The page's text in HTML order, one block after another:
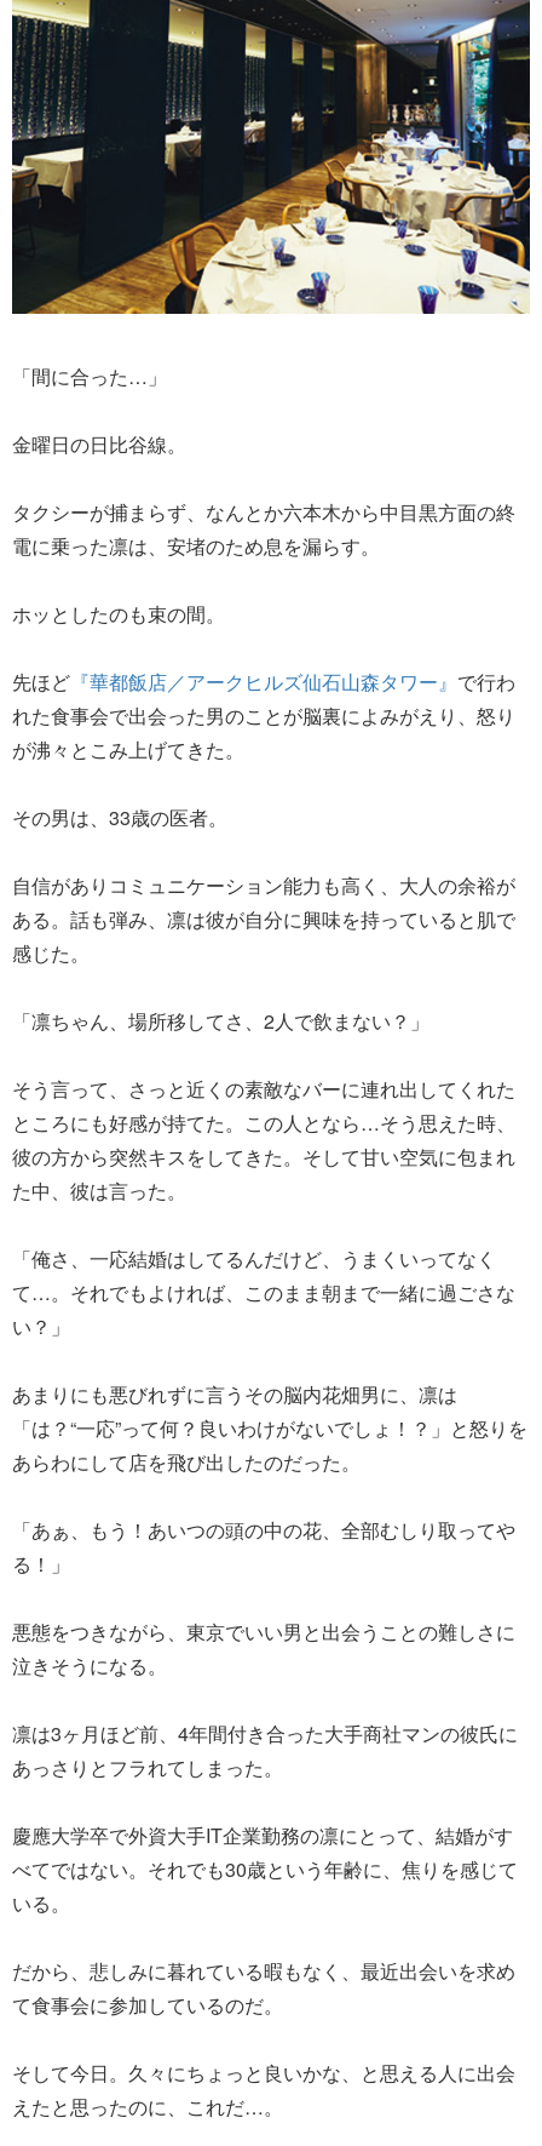
「間に合った…」
金曜日の日比谷線。
タクシーが捕まらず、なんとか六本木から中目黒方面の終
電に乗った凛は、安堵のため息を漏らす。
ホッとしたのも束の間。
先ほど 『華都飯店／アークヒルズ仙石山森タワー』 で行わ
れた食事会で出会った男のことが脳裏によみがえり、怒り
が沸々とこみ上げてきた。
その男は、33歳の医者。
自信がありコミュニケーション能力も高く、大人の余裕が
ある。話も弾み、凛は彼が自分に興味を持っていると肌で
感じた。
「凛ちゃん、場所移してさ、2人で飲まない？」
そう言って、さっと近くの素敵なバーに連れ出してくれた
ところにも好感が持てた。この人となら…そう思えた時、
彼の方から突然キスをしてきた。そして甘い空気に包まれ
た中、彼は言った。
「俺さ、一応結婚はしてるんだけど、うまくいってなく
て…。それでもよければ、このまま朝まで一緒に過ごさな
い？」
あまりにも悪びれずに言うその脳内花畑男に、凛は
「は？“一応”って何？良いわけがないでしょ！？」と怒りを
あらわにして店を飛び出したのだった。
「あぁ、もう！あいつの頭の中の花、全部むしり取ってや
る！」
悪態をつきながら、東京でいい男と出会うことの難しさに
泣きそうになる。
凛は3ヶ月ほど前、4年間付き合った大手商社マンの彼氏に
あっさりとフラれてしまった。
慶應大学卒で外資大手IT企業勤務の凛にとって、結婚がす
べてではない。それでも30歳という年齢に、焦りを感じて
いる。
だから、悲しみに暮れている暇もなく、最近出会いを求め
て食事会に参加しているのだ。
そして今日。久々にちょっと良いかな、と思える人に出会
えたと思ったのに、これだ…。